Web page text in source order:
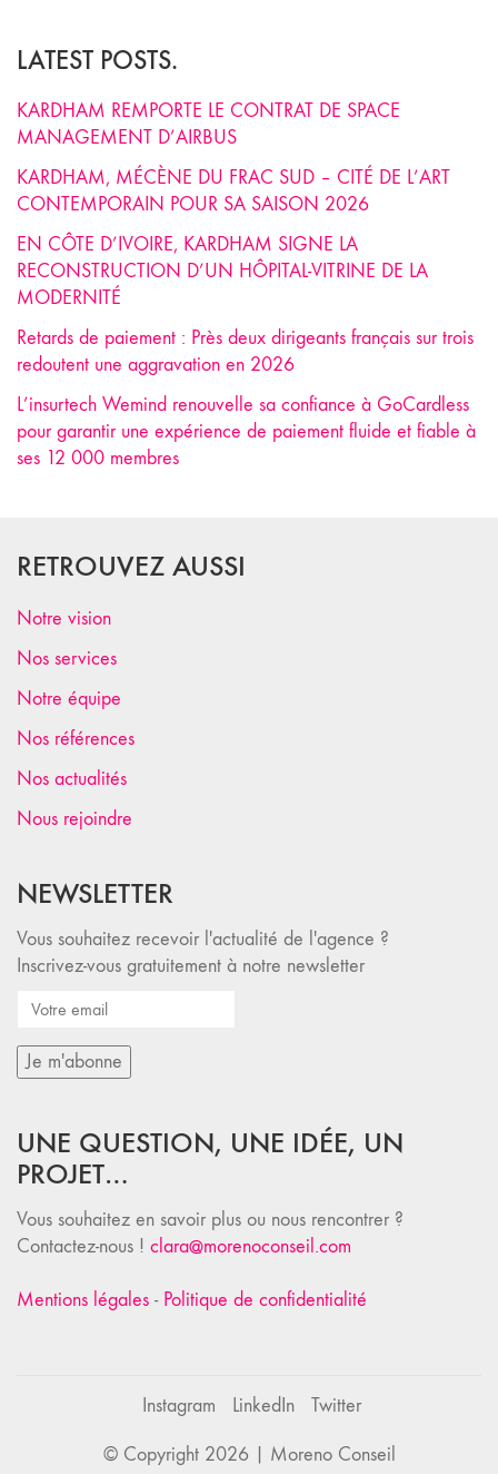
LATEST POSTS.
KARDHAM REMPORTE LE CONTRAT DE SPACE
MANAGEMENT D’AIRBUS
KARDHAM, MÉCÈNE DU FRAC SUD – CITÉ DE L’ART
CONTEMPORAIN POUR SA SAISON 2026
EN CÔTE D’IVOIRE, KARDHAM SIGNE LA
RECONSTRUCTION D’UN HÔPITAL-VITRINE DE LA
MODERNITÉ
Retards de paiement : Près deux dirigeants français sur trois
redoutent une aggravation en 2026
L’insurtech Wemind renouvelle sa confiance à GoCardless
pour garantir une expérience de paiement fluide et fiable à
ses 12 000 membres
RETROUVEZ AUSSI
Notre vision
Nos services
Notre équipe
Nos références
Nos actualités
Nous rejoindre
NEWSLETTER
Vous souhaitez recevoir l'actualité de l'agence ?
Inscrivez-vous gratuitement à notre newsletter
UNE QUESTION, UNE IDÉE, UN
PROJET…
Vous souhaitez en savoir plus ou nous rencontrer ?
Contactez-nous ! clara@morenoconseil.com
Mentions légales - Politique de confidentialité
Instagram LinkedIn Twitter
© Copyright 2026 | Moreno Conseil